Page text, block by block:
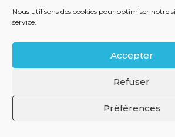
Nous utilisons des cookies pour optimiser notre
service.
Accepter
Refuser
Préférences